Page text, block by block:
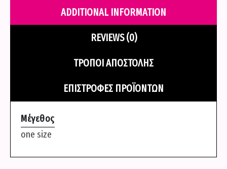
ADDITIONAL INFORMATION
REVIEWS (0)
ΤΡΌΠΟΙ ΑΠΟΣΤΟΛΉΣ
ΕΠΙΣΤΡΟΦΈΣ ΠΡΟΪΌΝΤΩΝ
Μέγεθος
one size